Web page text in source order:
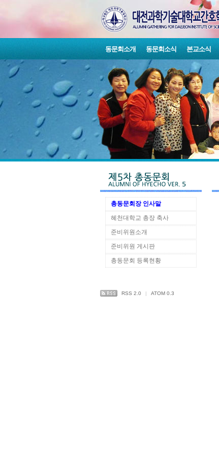
동문회소개 동문회소식 본교소식
총동문회장 인사말
혜천대학교 총장 축사
준비위원소개
준비위원 게시판
총동문회 등록현황
RSS 2.0 | ATOM 0.3